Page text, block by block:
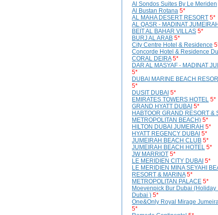
Al Sondos Suites By Le Meriden
Al Bustan Rotana 5*
AL MAHA DESERT RESORT 5*
AL QASR - MADINAT
BEIT AL BAHAR VILLAS 5*
BURJ AL ARAB 5*
City Centre Hotel & Residence
Concorde Hotel & Residence
CORAL DEIRA 5*
DAR AL MASYAF - MADINAT
5*
DUBAI MARINE BEACH
5*
DUSIT DUBAI 5*
EMIRATES TOWERS HOTEL 5*
GRAND HYATT DUBAI 5*
HABTOOR GRAND RESORT &
METROPOLITAN BEACH) 5*
HILTON DUBAI JUMEIRAH 5*
HYATT REGENCY DUBAI 5*
JUMEIRAH BEACH CLUB 5*
JUMEIRAH BEACH HOTEL 5*
JW MARRIOT 5*
LE MERIDIEN CITY DUBAI 5*
LE MERIDIEN MINA SEYAHI
RESORT & MARINA 5*
METROPOLITAN PALACE 5*
Moevenpick Bur Dubai (Holiday
Dubai ) 5*
One&Only Royal Mirage
5*